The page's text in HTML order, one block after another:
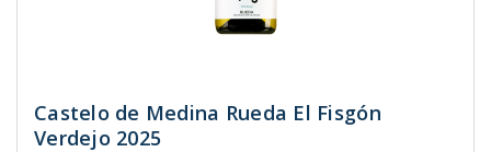
Castelo de Medina Rueda El Fisgón
Verdejo 2025